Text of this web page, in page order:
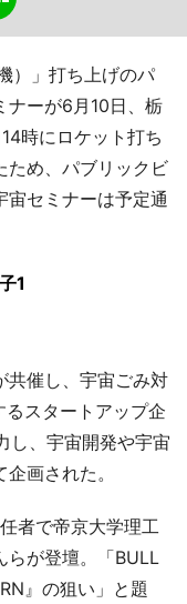
）」打ち上げのパ
ナーが6月10日、栃
時にロケット打ち
ため、パブリックビ
宙セミナーは予定通
1
催し、宇宙ごみ対
スタートアップ企
し、宇宙開発や宇宙
画された。
者で帝京大学理工
らが登壇。「BULL
』の狙い」と題